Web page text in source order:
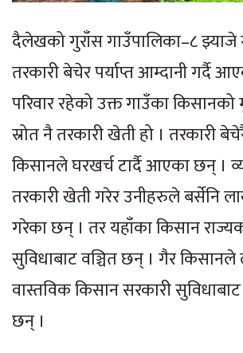
दैलेखको गुराँस गाउँपालिका–८
तरकारी बेचेर पर्याप्त आम्दानी गर्दै
परिवार रहेको उक्त गाउँका
स्रोत नै तरकारी खेती हो । तरकारी
किसानले घरखर्च टार्दै आएका छन् ।
तरकारी खेती गरेर उनीहरुले बर्सेनि
गरेका छन् । तर यहाँका किसान
सुविधाबाट वञ्चित छन् । गैर किसानले
वास्तविक किसान सरकारी
छन् ।